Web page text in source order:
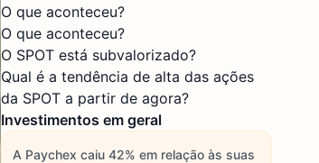
O que aconteceu?
O que aconteceu?
O SPOT está subvalorizado?
Qual é a tendência de alta das ações
da SPOT a partir de agora?
Investimentos em geral
A Paychex caiu 42% em relação às suas